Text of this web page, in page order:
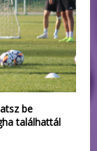
be
találhattál